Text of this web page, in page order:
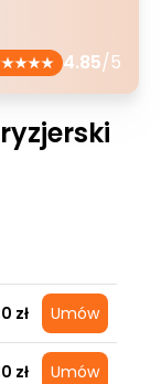
4.85/5
zł Umów
zł Umów